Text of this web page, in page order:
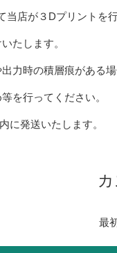
当店が３Dプリントを
たします。
出力時の積層痕がある
を行ってください。
に発送いたします。
最